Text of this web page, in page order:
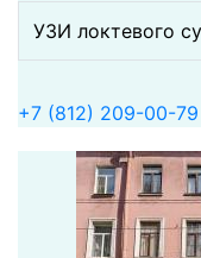
УЗИ локтевого
+7 (812) 209-00-79